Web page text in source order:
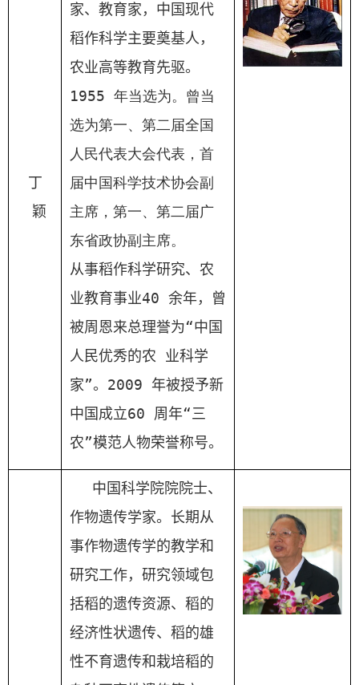
丁
颖
家、教育家，中国现代
稻作科学主要奠基人，
农业高等教育先驱。
1955 年当选为。曾当
选为第一、第二届全国
人民代表大会代表，首
届中国科学技术协会副
主席，第一、第二届广
东省政协副主席。
从事稻作科学研究、农
业教育事业40 余年，曾
被周恩来总理誉为“中国
人民优秀的农 业科学
家”。 2009 年被授予新
中国成立60 周年“三
农”模范人物荣誉称号。
中国科学院院院士、
作物遗传学家。长期从
事作物遗传学的教学和
研究工作，研究领域包
括稻的遗传资源、稻的
经济性状遗传、稻的雄
性不育遗传和栽培稻的